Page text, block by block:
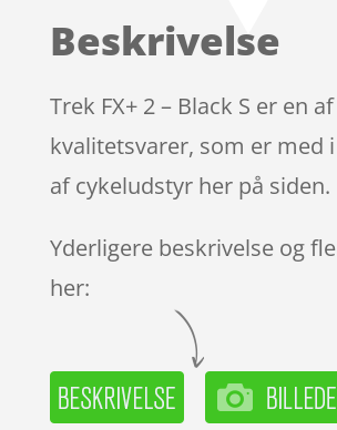
på
mmelser
Beskrivelse
Trek FX+ 2 – Black S er en
kvalitetsvarer, som er med
af cykeludstyr her på siden.
Yderligere beskrivelse og
her: